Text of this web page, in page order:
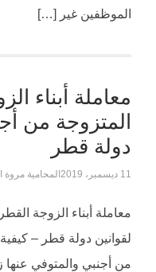
الموظفين غير […]
معاملة أبناء
المتزوجة من
دولة قطر
11 ديسمبر، 2019 المحامية مروة
معاملة أبناء الزوجة
لقوانين دولة قطر –
من أجنبي والمتوفي